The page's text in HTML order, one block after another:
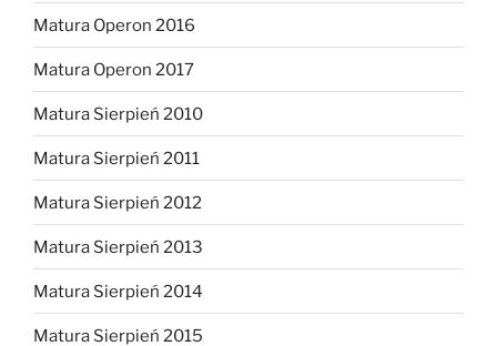
Matura Operon 2016
Matura Operon 2017
Matura Sierpień 2010
Matura Sierpień 2011
Matura Sierpień 2012
Matura Sierpień 2013
Matura Sierpień 2014
Matura Sierpień 2015